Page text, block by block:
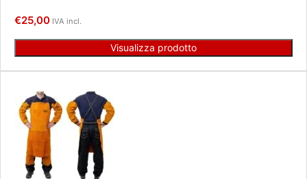
€25,00 IVA incl.
Visualizza prodotto